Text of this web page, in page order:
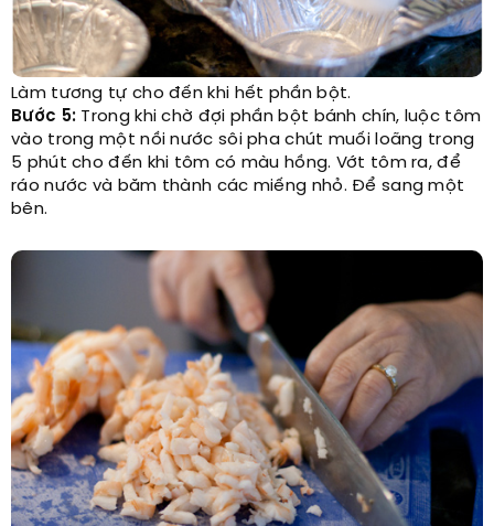
Làm tương tự cho đến khi hết phần bột.
Bước 5: Trong khi chờ đợi phần bột bánh chín, luộc tôm
vào trong một nồi nước sôi pha chút muối loãng trong
5 phút cho đến khi tôm có màu hồng. Vớt tôm ra, để
ráo nước và băm thành các miếng nhỏ. Để sang một
bên.